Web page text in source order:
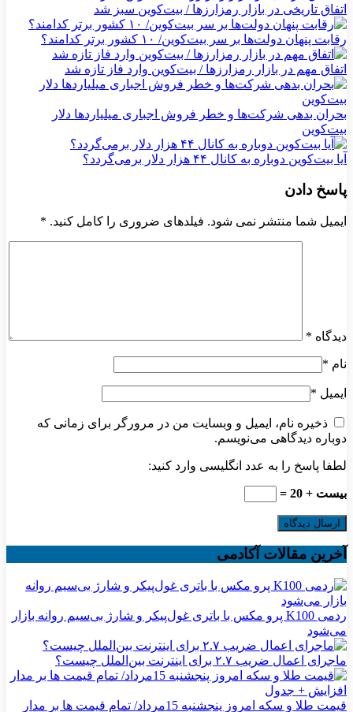
اتفاق تاریخی در بازار رمزارزها / بیت‌کوین سبز شد
رقابت پنهان دولت‌ها بر سر بیت‌کوین/ ۱۰ کشور برتر کدامند؟
اتفاق مهم در بازار رمزارزها / بیت‌کوین وارد فاز تازه شد
بحران بدهی شرکت‌ها و خطر فروش اجباری میلیاردها دلار
بیت‌کوین
آیا بیت‌کوین دوباره به کانال ۴۴ هزار دلار برمی‌گردد؟
پاسخ دادن
ایمیل شما منتشر نمی شود. فیلدهای ضروری را کامل کنید. *
دیدگاه *
نام *
ایمیل *
ذخیره نام، ایمیل و وبسایت من در مرورگر برای زمانی که
دوباره دیدگاهی می‌نویسم.
لطفا پاسخ را به عدد انگلیسی وارد کنید:
بیست + 20 =
آخرین مقالات آکادمی
ردمی K100 پرو مکس با باتری غول‌پیکر و شارژ بی‌سیم روانه بازار
می‌شود
ماجرای اعمال ضریب ۲.۷ برای اینترنت بین‌الملل چیست؟
قیمت طلا و سکه امروز پنجشنبه 15مرداد/ تمام قیمت ها بر مدار